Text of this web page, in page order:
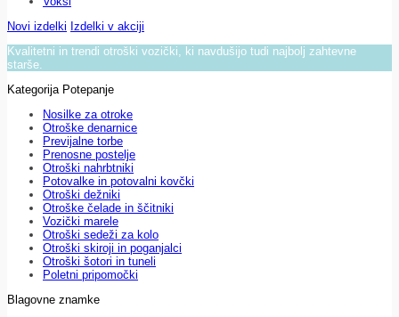
Novi izdelki Izdelki v akciji
Kvalitetni in trendi otroški vozički, ki navdušijo tudi najbolj zahtevne
starše.
Kategorija Potepanje
Nosilke za otroke
Otroške denarnice
Previjalne torbe
Prenosne postelje
Otroški nahrbtniki
Potovalke in potovalni kovčki
Otroški dežniki
Otroške čelade in ščitniki
Vozički marele
Otroški sedeži za kolo
Otroški skiroji in poganjalci
Otroški šotori in tuneli
Poletni pripomočki
Blagovne znamke